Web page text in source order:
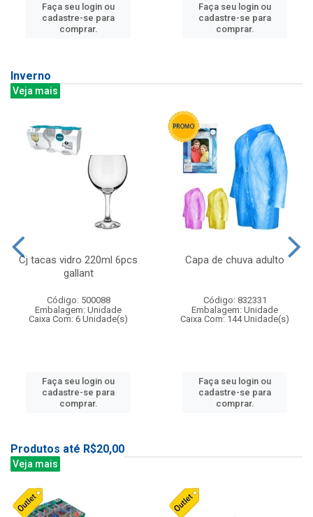
Faça seu login ou
cadastre-se para
comprar.
Faça seu login ou
cadastre-se para
comprar.
Inverno
Veja mais
Cj tacas vidro 220ml 6pcs
gallant
Código: 500088
Embalagem: Unidade
Caixa Com: 6 Unidade(s)
Faça seu login ou
cadastre-se para
comprar.
Capa de chuva adulto
Código: 832331
Embalagem: Unidade
Caixa Com: 144 Unidade(s)
Faça seu login ou
cadastre-se para
comprar.
Produtos até R$20,00
Veja mais